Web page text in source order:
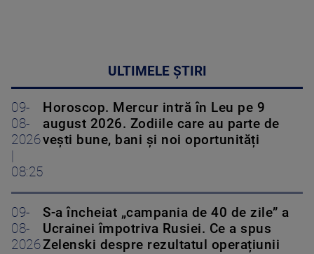
ULTIMELE ȘTIRI
09-
08-
2026
08:25
Horoscop. Mercur intră în Leu pe 9
august 2026. Zodiile care au parte de
vești bune, bani și noi oportunități
09-
08-
2026
S-a încheiat „campania de 40 de zile” a
Ucrainei împotriva Rusiei. Ce a spus
Zelenski despre rezultatul operațiunii